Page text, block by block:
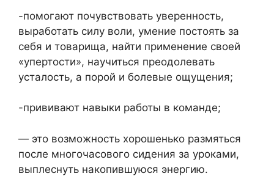
-помогают почувствовать уверенность,
выработать силу воли, умение постоять за
себя и товарища, найти применение своей
«упертости», научиться преодолевать
усталость, а порой и болевые ощущения;
-прививают навыки работы в команде;
— это возможность хорошенько размяться
после многочасового сидения за уроками,
выплеснуть накопившуюся энергию.